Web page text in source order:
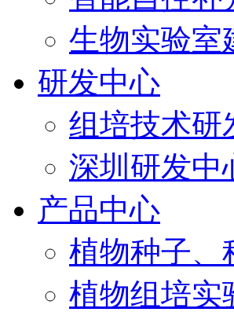
生物实验室
研发中心
组培技术研
深圳研发中
产品中心
植物种子、
植物组培实